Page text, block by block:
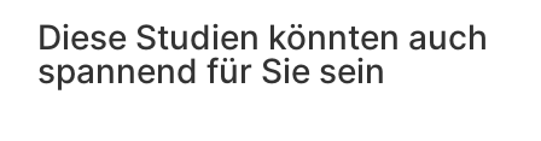
Diese Studien könnten auch
spannend für Sie sein